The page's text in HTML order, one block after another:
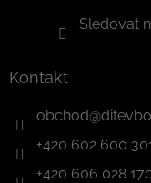
Sledovat
Kontakt
obchod@
+420 602 600
+420 606 028